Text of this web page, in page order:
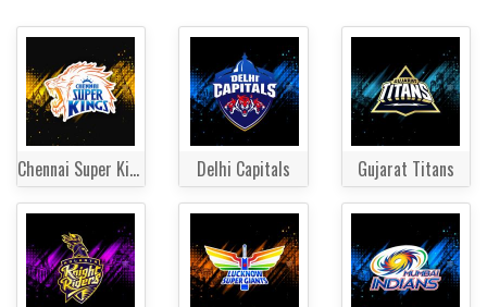
Chennai Super Kings Delhi Capitals Gujarat Titans